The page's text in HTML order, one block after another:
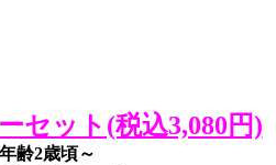
セット(税込3,080円)
齢2歳頃～